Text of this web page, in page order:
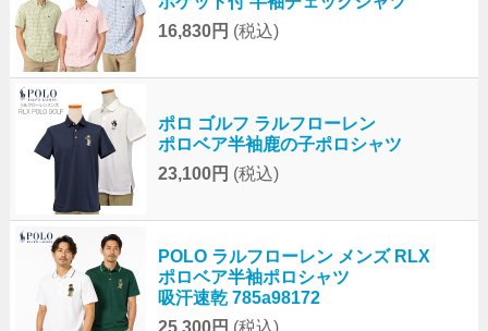
16,830円 (税込)
ポロ ゴルフ ラルフローレン
ポロベア半袖鹿の子ポロシャツ
23,100円 (税込)
POLO ラルフローレン メンズ RLX
ポロベア半袖ポロシャツ
吸汗速乾 785a98172
25,300円 (税込)